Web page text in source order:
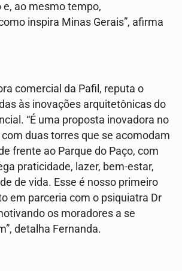
ao mesmo tempo,
inspira Minas Gerais”, afirma
comercial da Pafil, reputa o
às inovações arquitetônicas do
“É uma proposta inovadora no
duas torres que se acomodam
frente ao Parque do Paço, com
praticidade, lazer, bem-estar,
de vida. Esse é nosso primeiro
em parceria com o psiquiatra Dr
os moradores a se
detalha Fernanda.